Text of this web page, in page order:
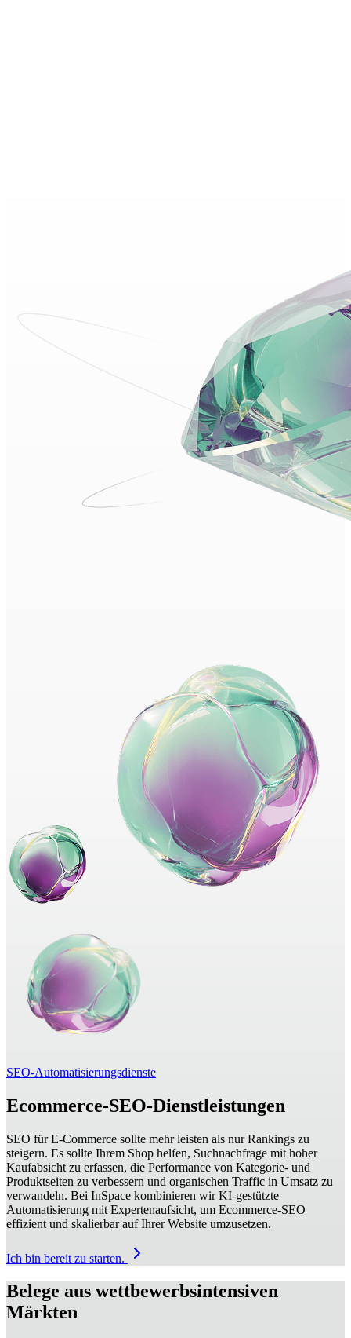
SEO-Automatisierungsdienste
Ecommerce-SEO-Dienstleistungen
SEO für E‑Commerce sollte mehr leisten als nur Rankings zu
steigern. Es sollte Ihrem Shop helfen, Suchnachfrage mit hoher
Kaufabsicht zu erfassen, die Performance von Kategorie- und
Produktseiten zu verbessern und organischen Traffic in Umsatz zu
verwandeln. Bei InSpace kombinieren wir KI‑gestützte
Automatisierung mit Expertenaufsicht, um Ecommerce‑SEO
effizient und skalierbar auf Ihrer Website umzusetzen.
Ich bin bereit zu starten.
Belege aus wettbewerbsintensiven
Märkten